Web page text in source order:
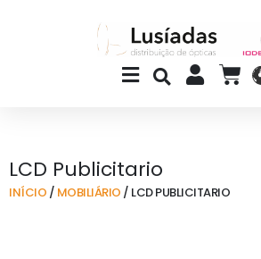
Main
Menu
LCD Publicitario
INÍCIO / MOBILIÁRIO / LCD PUBLICITARIO